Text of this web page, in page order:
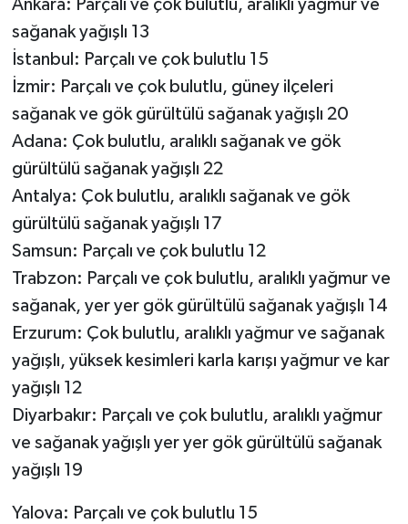
Ankara: Parçalı ve çok bulutlu, aralıklı yağmur ve
sağanak yağışlı 13
İstanbul: Parçalı ve çok bulutlu 15
İzmir: Parçalı ve çok bulutlu, güney ilçeleri
sağanak ve gök gürültülü sağanak yağışlı 20
Adana: Çok bulutlu, aralıklı sağanak ve gök
gürültülü sağanak yağışlı 22
Antalya: Çok bulutlu, aralıklı sağanak ve gök
gürültülü sağanak yağışlı 17
Samsun: Parçalı ve çok bulutlu 12
Trabzon: Parçalı ve çok bulutlu, aralıklı yağmur ve
sağanak, yer yer gök gürültülü sağanak yağışlı 14
Erzurum: Çok bulutlu, aralıklı yağmur ve sağanak
yağışlı, yüksek kesimleri karla karışı yağmur ve kar
yağışlı 12
Diyarbakır: Parçalı ve çok bulutlu, aralıklı yağmur
ve sağanak yağışlı yer yer gök gürültülü sağanak
yağışlı 19
Yalova: Parçalı ve çok bulutlu 15